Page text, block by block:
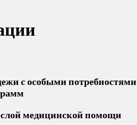
с особыми
медицинской помощи